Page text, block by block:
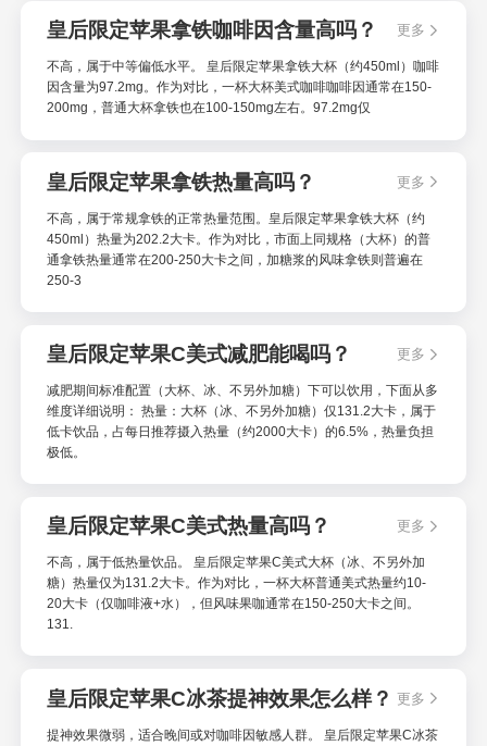
皇后限定苹果拿铁咖啡因含量高吗？ 更多
不高，属于中等偏低水平。 皇后限定苹果拿铁大杯（约450ml）咖啡
因含量为97.2mg。作为对比，一杯大杯美式咖啡咖啡因通常在150-
200mg，普通大杯拿铁也在100-150mg左右。97.2mg仅
皇后限定苹果拿铁热量高吗？ 更多
不高，属于常规拿铁的正常热量范围。皇后限定苹果拿铁大杯（约
450ml）热量为202.2大卡。作为对比，市面上同规格（大杯）的普
通拿铁热量通常在200-250大卡之间，加糖浆的风味拿铁则普遍在
250-3
皇后限定苹果C美式减肥能喝吗？ 更多
减肥期间标准配置（大杯、冰、不另外加糖）下可以饮用，下面从多
维度详细说明： 热量：大杯（冰、不另外加糖）仅131.2大卡，属于
低卡饮品，占每日推荐摄入热量（约2000大卡）的6.5%，热量负担
极低。
皇后限定苹果C美式热量高吗？ 更多
不高，属于低热量饮品。 皇后限定苹果C美式大杯（冰、不另外加
糖）热量仅为131.2大卡。作为对比，一杯大杯普通美式热量约10-
20大卡（仅咖啡液+水），但风味果咖通常在150-250大卡之间。
131.
皇后限定苹果C冰茶提神效果怎么样？ 更多
提神效果微弱，适合晚间或对咖啡因敏感人群。 皇后限定苹果C冰茶